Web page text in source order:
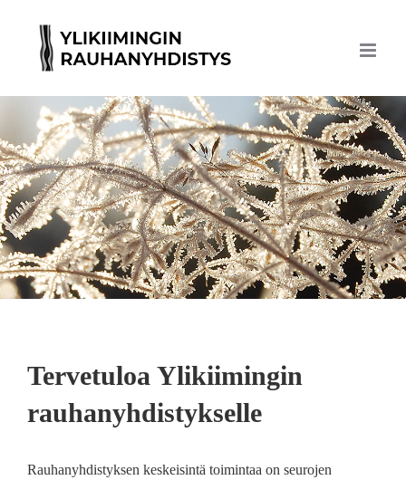
content
Tervetuloa Ylikiimingin
rauhanyhdistykselle
Rauhanyhdistyksen keskeisintä toimintaa on seurojen